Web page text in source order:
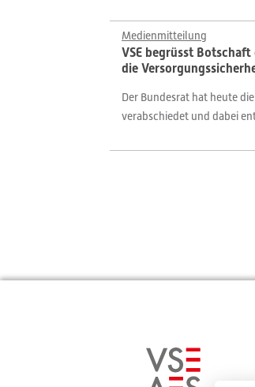
Medienmitteilung
VSE begrüsst
die
Der Bundesrat hat heute
verabschiedet und dabei